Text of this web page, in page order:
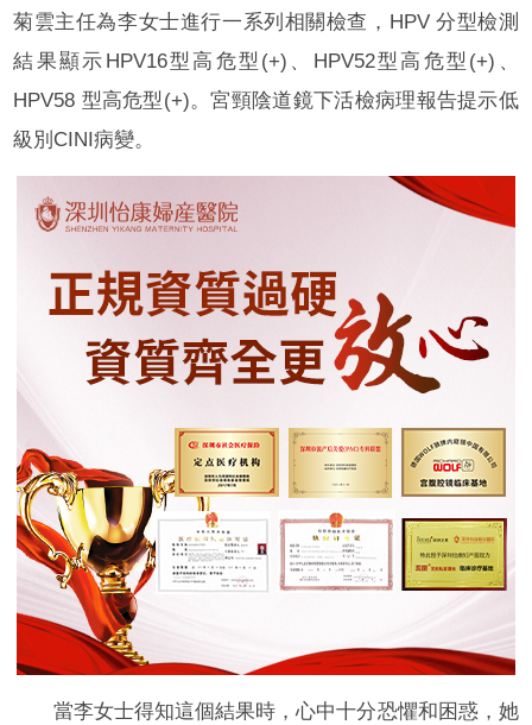
菊雲主任為李女士進行一系列相關檢查，HPV 分型檢測
結果顯示HPV16型高危型(+)、HPV52型高危型(+)、
HPV58 型高危型(+)。宮頸陰道鏡下活檢病理報告提示低
級別CINI病變。
當李女士得知這個結果時，心中十分恐懼和困惑，她